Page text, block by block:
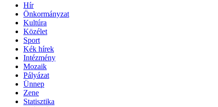
Hír
Önkormányzat
Kultúra
Közélet
Sport
Kék hírek
Intézmény
Mozaik
Pályázat
Ünnep
Zene
Statisztika